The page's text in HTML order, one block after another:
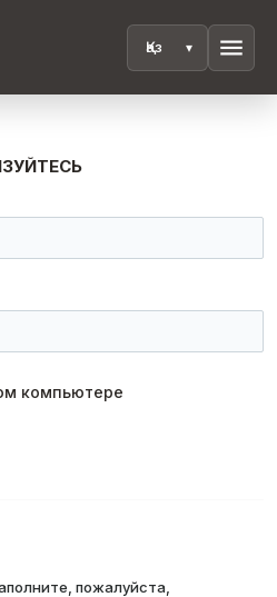
menu
компьютере
пожалуйста,